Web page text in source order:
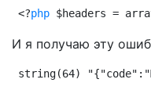
<?php $headers =
И я получаю эту
string(64)